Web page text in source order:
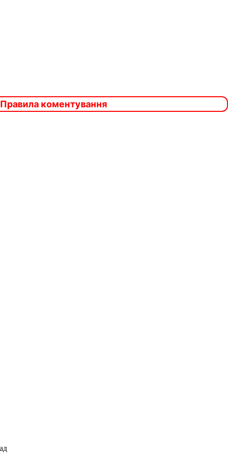
Правила коментування